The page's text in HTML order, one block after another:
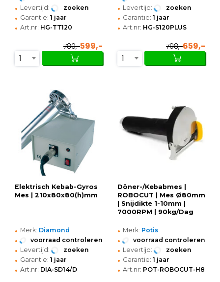
• Levertijd: zoeken
• Garantie: 1 jaar
• Art.nr: HG-TT120
780,-599,-
1
• Levertijd: zoeken
• Garantie: 1 jaar
• Art.nr: HG-S120PLUS
798,-659,-
1
Elektrisch Kebab-Gyros
Mes | 210x80x80(h)mm
• Merk: Diamond
• voorraad controleren
• Levertijd: zoeken
• Garantie: 1 jaar
• Art.nr: DIA-SD14/D
Döner-/Kebabmes |
ROBOCUT | Mes Ø80mm
| Snijdikte 1-10mm |
7000RPM | 90kg/Dag
• Merk: Potis
• voorraad controleren
• Levertijd: zoeken
• Garantie: 1 jaar
• Art.nr: POT-ROBOCUT-H8000